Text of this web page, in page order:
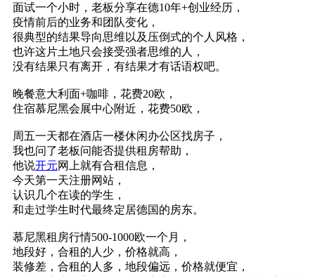
面试一个小时，老板分享在德10年+创业经历，
疫情前后的业务和团队变化，
很典型的结果导向思维以及压倒式的个人风格，
也许这片土地只会接受强者思维的人，
没有结果只有离开，有结果才有话语权吧。
晚餐意大利面+咖啡，花费20欧，
住宿慕尼黑会展中心附近，花费50欧，
周五一天都在酒店一楼休闲办公区找房子，
我也问了老板问能否提供租房帮助，
他说开元网上就有合租信息，
今天第一天注册网站，
认识几个在读的学生，
和走过学生时代最终定居德国的房东。
慕尼黑租房行情500-1000欧一个月，
地段好，合租的人少，价格就高，
装修差，合租的人多，地段偏远，价格就便宜，